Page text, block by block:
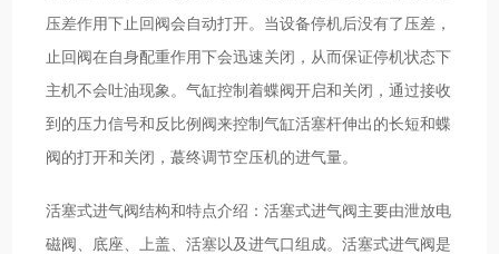
压差作用下止回阀会自动打开。当设备停机后没有了压差，
止回阀在自身配重作用下会迅速关闭，从而保证停机状态下
主机不会吐油现象。气缸控制着蝶阀开启和关闭，通过接收
到的压力信号和反比例阀来控制气缸活塞杆伸出的长短和蝶
阀的打开和关闭，蕞终调节空压机的进气量。
活塞式进气阀结构和特点介绍：活塞式进气阀主要由泄放电
磁阀、底座、上盖、活塞以及进气口组成。活塞式进气阀是